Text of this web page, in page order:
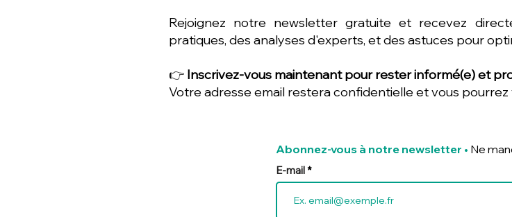
Rejoignez notre newsletter gratuite et recevez
pratiques, des analyses d'experts, et des astuces pour
👉 Inscrivez-vous maintenant pour rester informé(e) et
Votre adresse email restera confidentielle et vous
Abonnez-vous à notre newsletter • Ne
E-mail